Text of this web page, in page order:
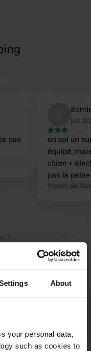
About
your personal data,
such as cookies to
pas
juil.
en soi un
équipé,
chien +
pas la peine
Traduit par
?